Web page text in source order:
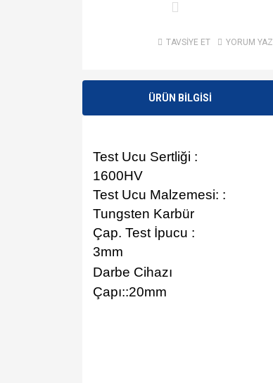
TAVSİYE ET YORUM YAZ
ÜRÜN BİLGİSİ
Test Ucu Sertliği :
1600HV
Test Ucu Malzemesi: :
Tungsten Karbür
Çap. Test İpucu :
3mm
Darbe Cihazı
Çapı::20mm